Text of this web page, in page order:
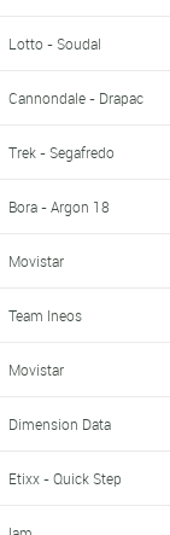
Lotto - Soudal
Cannondale - Drapac
Trek - Segafredo
Bora - Argon 18
Movistar
Team Ineos
Movistar
Dimension Data
Etixx - Quick Step